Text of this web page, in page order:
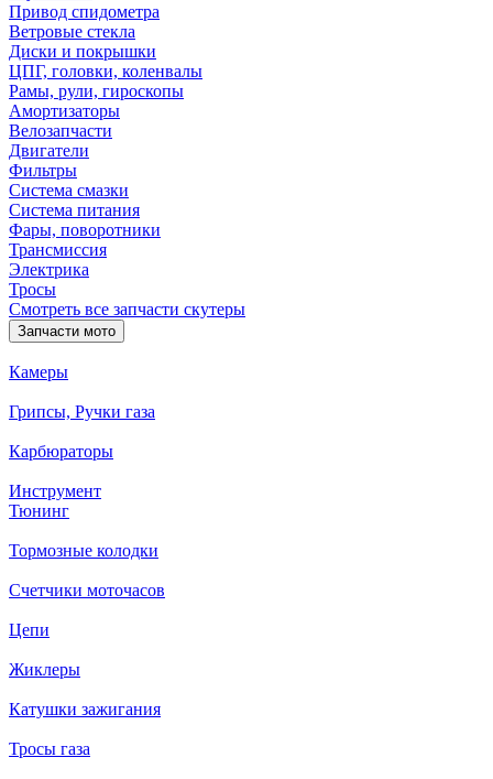
Привод спидометра
Ветровые стекла
Диски и покрышки
ЦПГ, головки, коленвалы
Рамы, рули, гироскопы
Амортизаторы
Велозапчасти
Двигатели
Фильтры
Система смазки
Система питания
Фары, поворотники
Трансмиссия
Электрика
Тросы
Смотреть все запчасти скутеры
Запчасти мото
Камеры
Грипсы, Ручки газа
Карбюраторы
Инструмент
Тюнинг
Тормозные колодки
Счетчики моточасов
Цепи
Жиклеры
Катушки зажигания
Тросы газа